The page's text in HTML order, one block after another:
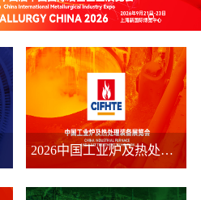
2026中国工业炉及热处理装备展览会展览会